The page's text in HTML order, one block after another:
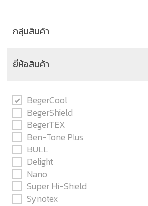
กลุ่มสินค้า
ยี่ห้อสินค้า
BegerCool
BegerShield
BegerTEX
Ben-Tone Plus
BULL
Delight
Nano
Super Hi-Shield
Synotex